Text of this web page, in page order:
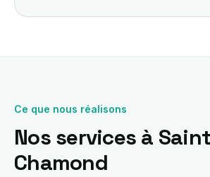
Ce que nous réalisons
Nos services à
Chamond